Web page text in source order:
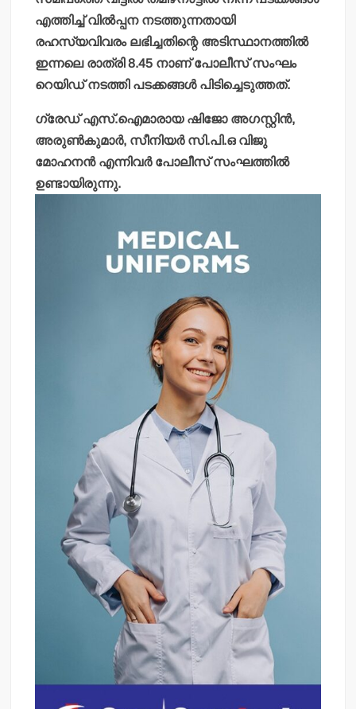
എത്തിച്ച് വില്‍പ്പന നടത്തുന്നതായി
രഹസ്യവിവരം ലഭിച്ചതിന്റെ അടിസ്ഥാനത്തില്‍
ഇന്നലെ രാത്രി 8.45 നാണ് പോലീസ് സംഘം
റെയിഡ് നടത്തി പടക്കങ്ങള്‍ പിടിച്ചെടുത്തത്.
ഗ്രേഡ് എസ്.ഐമാരായ ഷിജോ അഗസ്റ്റിന്‍,
അരുണ്‍കുമാര്‍, സീനിയര്‍ സി.പി.ഒ വിജു
മോഹനന്‍ എന്നിവര്‍ പോലീസ് സംഘത്തില്‍
ഉണ്ടായിരുന്നു.